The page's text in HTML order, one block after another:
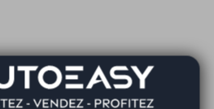
d'obstacles
d'obstacles